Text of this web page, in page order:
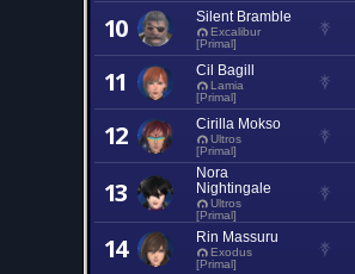
10 Silent Bramble
Excalibur
[Primal]
11 Cil Bagill
Lamia
[Primal]
12 Cirilla Mokso
Ultros
[Primal]
13
Nora
Nightingale
Ultros
[Primal]
14 Rin Massuru
Exodus
[Primal]